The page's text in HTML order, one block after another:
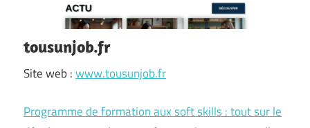
tousunjob.fr
Site web :www.tousunjob.fr
Programme de formation aux soft skills : tout sur le